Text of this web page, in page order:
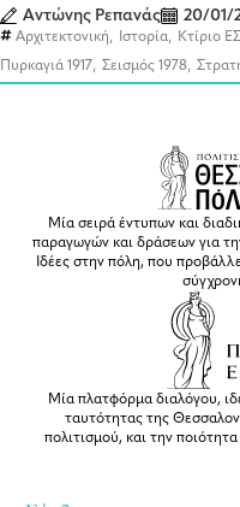
Αντώνης Ρεπανάς 20/01/
Αρχιτεκτονική, Ιστορία, Κτίριο
Πυρκαγιά 1917, Σεισμός 1978,
Μία σειρά έντυπων και
παραγωγών και δράσεων για
Ιδέες στην πόλη, που
Μία πλατφόρμα διαλόγου,
ταυτότητας της
πολιτισμού, και την